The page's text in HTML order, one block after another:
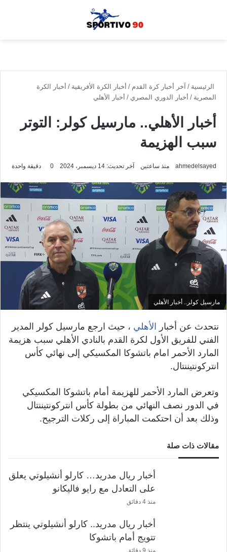
الرئيسية / آخر أخبار كرة القدم / أخبار الكرة الأفريقية / أخبار الكرة
المصرية / أخبار الدوري المصري / أخبار الأهلي
أخبار الأهلي.. مارسيل كولر: التوتر
سبب الهزيمة
ahmedelsayed منذ ساعتين آخر تحديث: 14 ديسمبر، 2024 0 دقيقة واحدة
مارسيل كولر.. أخبار الأهلي
نتحدث عن أخبار الأهلي ، حيث ارجع مارسيل كولر المدير
الفني للفريق الأول لكرة القدم بالنادي الأهلي سبب هزيمة
المارد الأحمر امام باتشوكا المكسيكي إلى نهائي كأس
انتركونتيننتال.
وتعرض المارد الأحمر للهزيمة أمام باتشوكا المكسيكي
في الدور نصف النهائي من بطولة كأس انتركونتيننتال
وذلك بعد أن احتكمت المباراة إلى ركلات الترجيح.
مقالات ذات صلة
أخبار ريال مدريد… كارلو أنشيلوتي يعلق
على التعادل مع رايو فاليكانو
منذ 4 دقائق
أخبار ريال مدريد.. كارلو أنشيلوتي ينتظر
تتويج أمام باتشوكا
منذ 9 دقائق